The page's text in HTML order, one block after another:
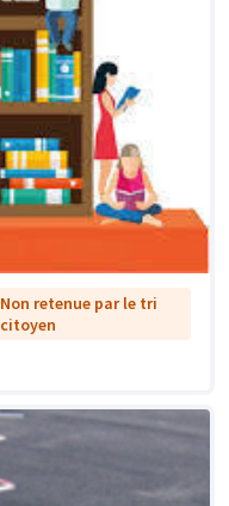
Non retenue par le tri
citoyen